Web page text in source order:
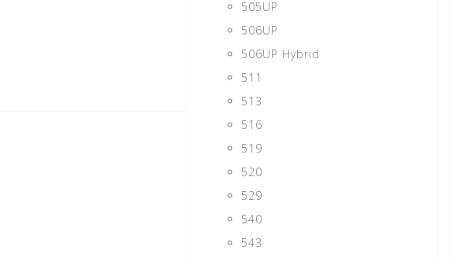
505UP
506UP
506UP Hybrid
511
513
516
519
520
529
540
543